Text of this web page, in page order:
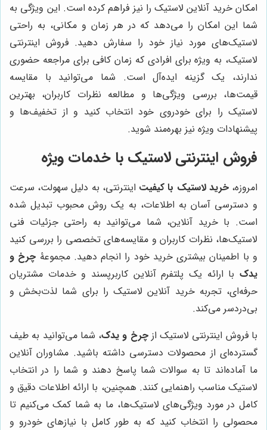
امکان خرید آنلاین لاستیک را نیز فراهم کرده است. این ویژگی به
شما این امکان را می‌دهد که در هر زمان و مکانی، به راحتی
لاستیک‌های مورد نیاز خود را سفارش دهید. فروش اینترنتی
لاستیک، به ویژه برای افرادی که زمان کافی برای مراجعه حضوری
ندارند، یک گزینه ایده‌آل است. شما می‌توانید با مقایسه
قیمت‌ها، بررسی ویژگی‌ها و مطالعه نظرات کاربران، بهترین
لاستیک را برای خودروی خود انتخاب کنید و از تخفیف‌ها و
پیشنهادات ویژه نیز بهره‌مند شوید.
فروش اینترنتی لاستیک با خدمات ویژه
امروزه،خرید لاستیک با کیفیت اینترنتی، به دلیل سهولت، سرعت
و دسترسی آسان به اطلاعات، به یک روش محبوب تبدیل شده
است. با خرید آنلاین، شما می‌توانید به راحتی جزئیات فنی
لاستیک‌ها، نظرات کاربران و مقایسه‌های تخصصی را بررسی کنید
و با اطمینان بیشتری خرید خود را انجام دهید. مجموعۀ چرخ و
یدک با ارائه یک پلتفرم آنلاین کاربرپسند و خدمات مشتریان
حرفه‌ای، تجربه خرید آنلاین لاستیک را برای شما لذت‌بخش و
بی‌دردسر می‌کند.
با فروش اینترنتی لاستیک ازچرخ و یدک، شما می‌توانید به طیف
گسترده‌ای از محصولات دسترسی داشته باشید. مشاوران آنلاین
ما آماده‌اند تا به سوالات شما پاسخ دهند و شما را در انتخاب
لاستیک مناسب راهنمایی کنند. همچنین، با ارائه اطلاعات دقیق و
کامل در مورد ویژگی‌های لاستیک‌ها، ما به شما کمک می‌کنیم تا
محصولی را انتخاب کنید که به طور کامل با نیازهای خودرو و